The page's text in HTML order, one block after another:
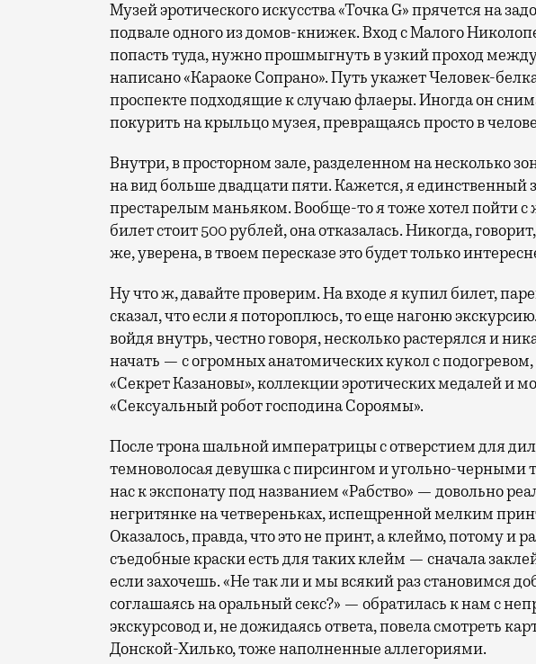
Музей эротического искусства «Точка G» прячется на
подвале одного из домов-книжек. Вход с Малого
попасть туда, нужно прошмыгнуть в узкий проход
написано «Караоке Сопрано». Путь укажет Человек-
проспекте подходящие к случаю флаеры. Иногда он
покурить на крыльцо музея, превращаясь просто в
Внутри, в просторном зале, разделенном на несколько
на вид больше двадцати пяти. Кажется, я единственный
престарелым маньяком. Вообще-то я тоже хотел пойти с
билет стоит 500 рублей, она отказалась. Никогда,
же, уверена, в твоем пересказе это будет только
Ну что ж, давайте проверим. На входе я купил билет,
сказал, что если я потороплюсь, то еще нагоню
войдя внутрь, честно говоря, несколько растерялся и
начать — с огромных анатомических кукол с
«Секрет Казановы», коллекции эротических медалей и
«Сексуальный робот господина Сороямы».
После трона шальной императрицы с отверстием для
темноволосая девушка с пирсингом и угольно-черными
нас к экспонату под названием «Рабство» — довольно
негритянке на четвереньках, испещренной мелким
Оказалось, правда, что это не принт, а клеймо, потому и
съедобные краски есть для таких клейм — сначала
если захочешь. «Не так ли и мы всякий раз становимся
соглашаясь на оральный секс?» — обратилась к нам с
экскурсовод и, не дожидаясь ответа, повела смотреть
Донской-Хилько, тоже наполненные аллегориями.